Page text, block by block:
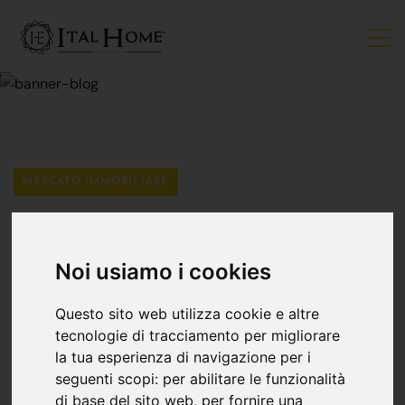
Noi usiamo i cookies
Questo sito web utilizza cookie e altre
tecnologie di tracciamento per migliorare
la tua esperienza di navigazione per i
seguenti scopi: per abilitare le funzionalità
di base del sito web, per fornire una
MERCATO IMMOBILIARE
Accogliente: Idee Per
Il Design Del
Soggiorno